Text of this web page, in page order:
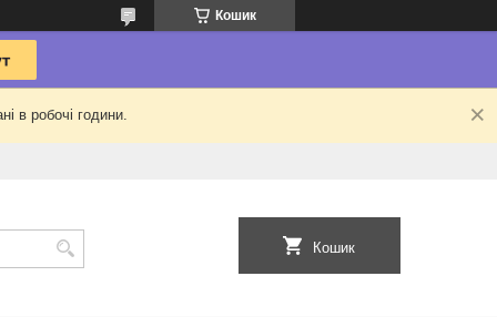
Кошик
в робочі години.
Кошик